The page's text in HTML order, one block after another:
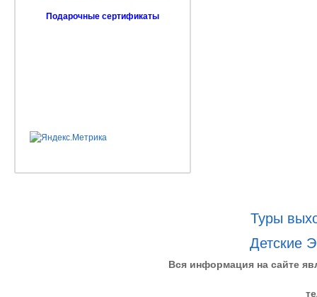
Подарочные сертификаты
Туры
Детские
Вся информация на сайте